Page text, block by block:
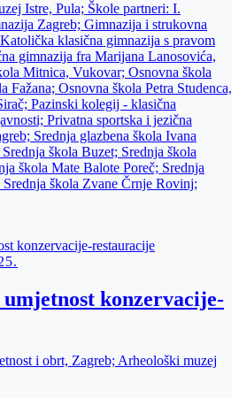
Istre, Pula; Škole partneri: I.
Zagreb; Gimnazija i strukovna
klasična gimnazija s pravom
gimnazija fra Marijana Lanosovića,
Mitnica, Vukovar; Osnovna škola
Fažana; Osnovna škola Petra Studenca,
Pazinski kolegij - klasična
Privatna sportska i jezična
Srednja glazbena škola Ivana
škola Buzet; Srednja škola
škola Mate Balote Poreč; Srednja
škola Zvane Črnje Rovinj;
konzervacije-
i obrt, Zagreb; Arheološki muzej